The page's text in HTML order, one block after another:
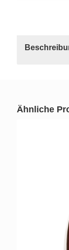
Ähnliche